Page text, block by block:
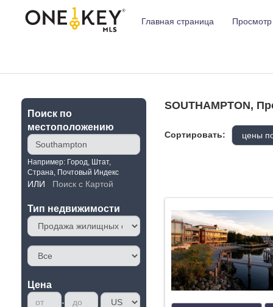
Главная страница Просмотр
Поиск по
местоположению
Например: Город, Штат,
Страна, Почтовый Индекс
ИЛИ Поиск с Картой
Тип недвижимости
Цена
SOUTHAMPTON,
Сортировать: